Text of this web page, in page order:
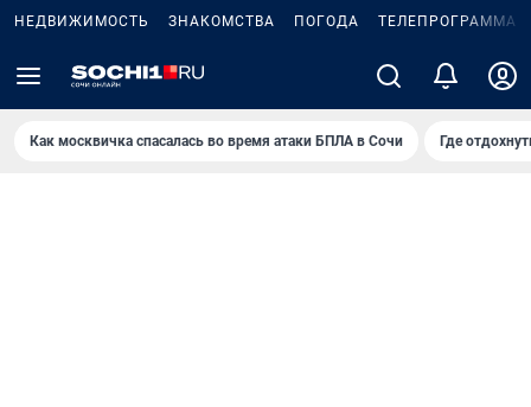
НЕДВИЖИМОСТЬ ЗНАКОМСТВА ПОГОДА ТЕЛЕПРОГРАММА
Как москвичка спасалась во время атаки БПЛА в Сочи Где